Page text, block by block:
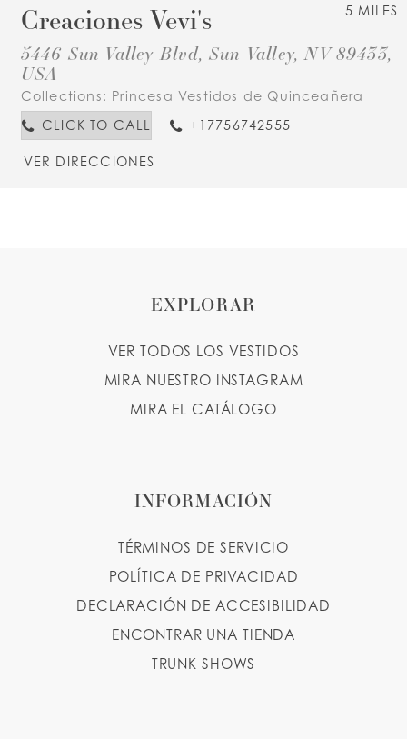
5 MILES
Creaciones Vevi's
5446 Sun Valley Blvd, Sun Valley, NV 89433,
USA
Collections: Princesa Vestidos de Quinceañera
CLICK TO CALL
+17756742555
VER DIRECCIONES
EXPLORAR
VER TODOS LOS VESTIDOS
MIRA NUESTRO INSTAGRAM
MIRA EL CATÁLOGO
INFORMACIÓN
TÉRMINOS DE SERVICIO
POLÍTICA DE PRIVACIDAD
DECLARACIÓN DE ACCESIBILIDAD
ENCONTRAR UNA TIENDA
TRUNK SHOWS